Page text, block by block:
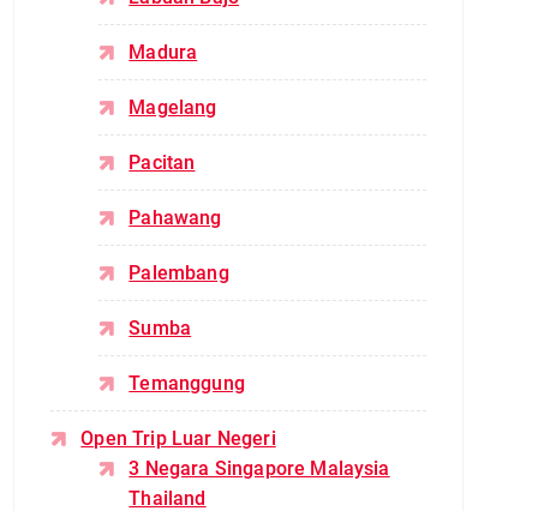
Madura
Magelang
Pacitan
Pahawang
Palembang
Sumba
Temanggung
Open Trip Luar Negeri
3 Negara Singapore Malaysia
Thailand